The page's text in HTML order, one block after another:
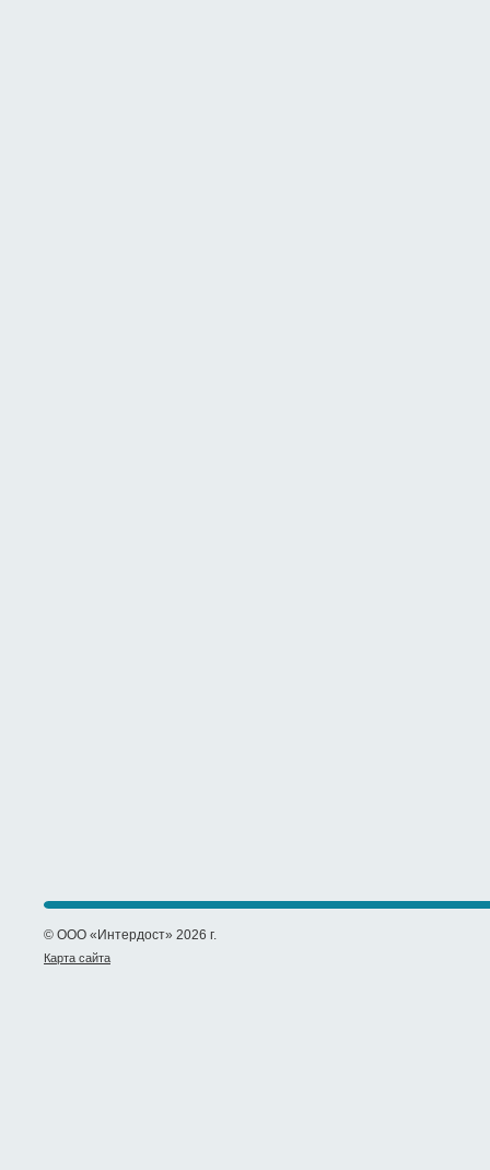
© ООО «Интердост» 2026 г.
Карта сайта